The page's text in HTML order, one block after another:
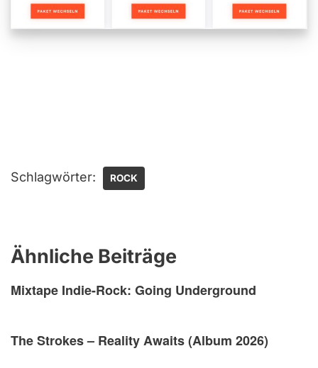
Schlagwörter: ROCK
Ähnliche Beiträge
Mixtape Indie-Rock: Going Underground
The Strokes – Reality Awaits (Album 2026)